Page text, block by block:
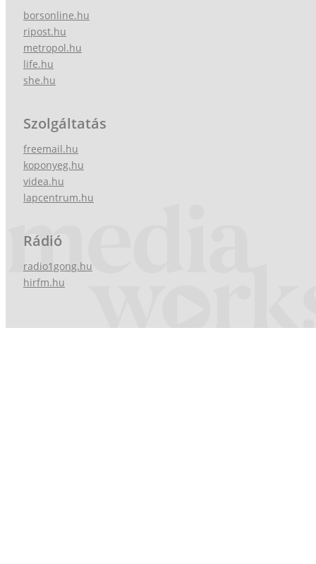
borsonline.hu
ripost.hu
metropol.hu
life.hu
she.hu
Szolgáltatás
freemail.hu
koponyeg.hu
videa.hu
lapcentrum.hu
Rádió
radio1gong.hu
hirfm.hu